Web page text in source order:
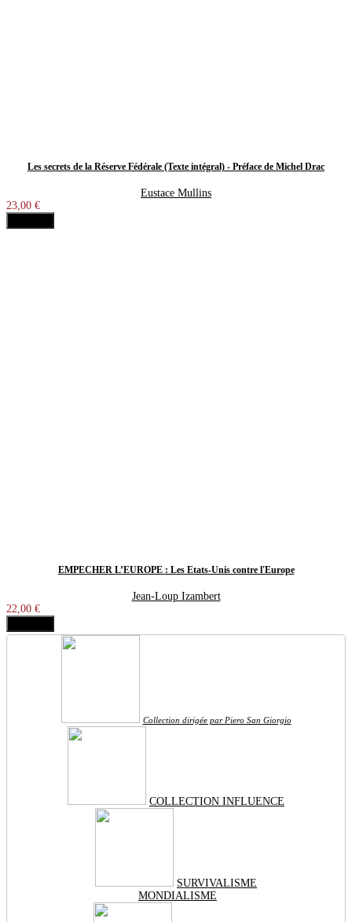
Les secrets de la Réserve Fédérale (Texte intégral) - Préface de Michel Drac
Eustace Mullins
23,00 €
EMPÊCHER L’EUROPE : Les États-Unis contre l'Europe
Jean-Loup Izambert
22,00 €
Collection dirigée par Piero San Giorgio
COLLECTION INFLUENCE
SURVIVALISME
MONDIALISME